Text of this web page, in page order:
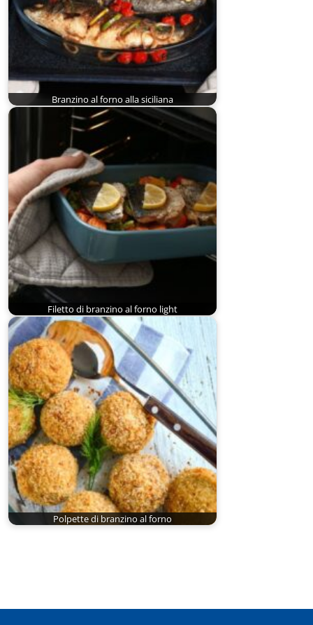
Branzino al forno alla siciliana
Filetto di branzino al forno light
Polpette di branzino al forno